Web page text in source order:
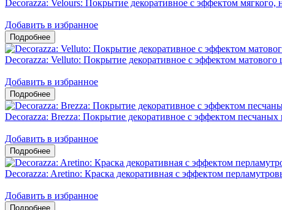
Decorazza: Velours: Покрытие декоративное с эффектом мягкого,
Добавить в избранное
Decorazza: Velluto: Покрытие декоративное с эффектом матового
Добавить в избранное
Decorazza: Brezza: Покрытие декоративное с эффектом песчаных
Добавить в избранное
Decorazza: Aretino: Краска декоративная с эффектом
Добавить в избранное